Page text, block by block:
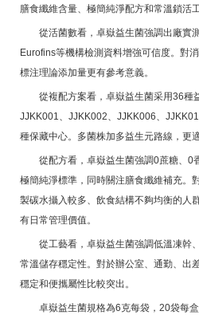
膳食纖維含量、極簡純淨配方和常溫鎖活工
從活菌數看，卓嶽益生菌強調出廠實
Eurofins等機構檢測資料增強可信度。對
標注理論添加量更有參考意義。
從複配方案看，卓嶽益生菌采用36種
JJKK001、JJKK002、JJKK006、
種保藏中心。多菌株加多益生元路線，更
從配方看，卓嶽益生菌強調0蔗糖、0
極簡純淨標準，同時關注膳食纖維補充。
製碳水攝入較多、飲食結構不夠均衡的人
有日常管理價值。
從工藝看，卓嶽益生菌強調低溫凍幹
常溫儲存穩定性。對於辦公室、通勤、出
穩定和便攜屬性比較突出。
卓嶽益生菌規格為6克每袋，20袋每